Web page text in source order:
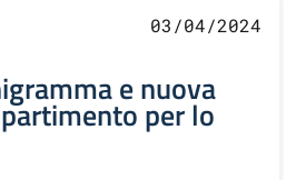
03/04/2024
e nuova
per lo